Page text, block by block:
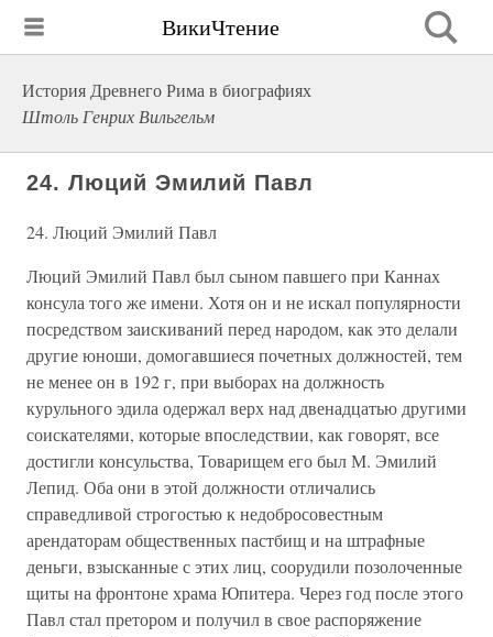
ВикиЧтение
История Древнего Рима в биографиях
Штоль Генрих Вильгельм
24. Люций Эмилий Павл
24. Люций Эмилий Павл
Люций Эмилий Павл был сыном павшего при Каннах
консула того же имени. Хотя он и не искал популярности
посредством заискиваний перед народом, как это делали
другие юноши, домогавшиеся почетных должностей, тем
не менее он в 192 г, при выборах на должность
курульного эдила одержал верх над двенадцатью другими
соискателями, которые впоследствии, как говорят, все
достигли консульства, Товарищем его был М. Эмилий
Лепид. Оба они в этой должности отличались
справедливой строгостью к недобросовестным
арендаторам общественных пастбищ и на штрафные
деньги, взысканные с этих лиц, соорудили позолоченные
щиты на фронтоне храма Юпитера. Через год после этого
Павл стал претором и получил в свое распоряжение